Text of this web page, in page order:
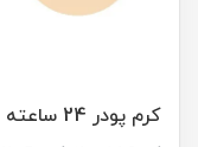
کرم پودر 24 ساعته اکتیو ایزادورا شماره 14^